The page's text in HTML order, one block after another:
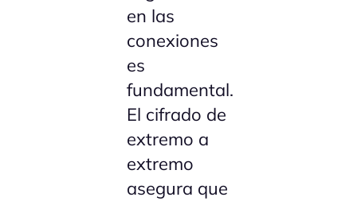
en las
conexiones
es
fundamental.
El cifrado de
extremo a
extremo
asegura que